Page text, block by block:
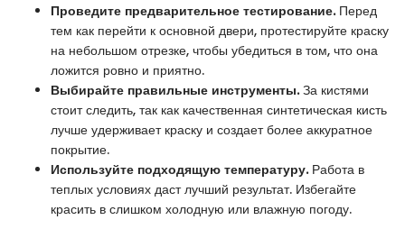
Проведите предварительное тестирование.Перед
тем как перейти к основной двери, протестируйте краску
на небольшом отрезке, чтобы убедиться в том, что она
ложится ровно и приятно.
Выбирайте правильные инструменты.За кистями
стоит следить, так как качественная синтетическая кисть
лучше удерживает краску и создает более аккуратное
покрытие.
Используйте подходящую температуру.Работа в
теплых условиях даст лучший результат. Избегайте
красить в слишком холодную или влажную погоду.